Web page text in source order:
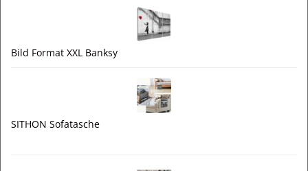
Bild Format XXL Banksy
SITHON Sofatasche